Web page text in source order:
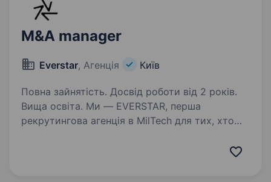
M&A manager
Everstar, Агенція Київ
Повна зайнятість. Досвід роботи від 2 років.
Вища освіта. Ми — EVERSTAR, перша
рекрутингова агенція в MilTech для тих, хто